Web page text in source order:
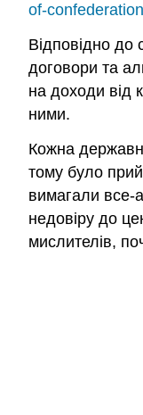
of-confederation
Відповідно до
договори та
на доходи від
ними.
Кожна
тому було
вимагали все-
недовіру до
мислителів,